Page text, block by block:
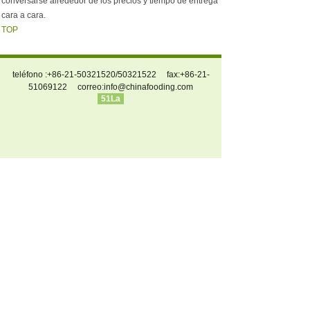
cara a cara.
TOP
teléfono :+86-21-50321520/50321522 fax:+86-21-
51069122 correo:info@chinafooding.com
51La